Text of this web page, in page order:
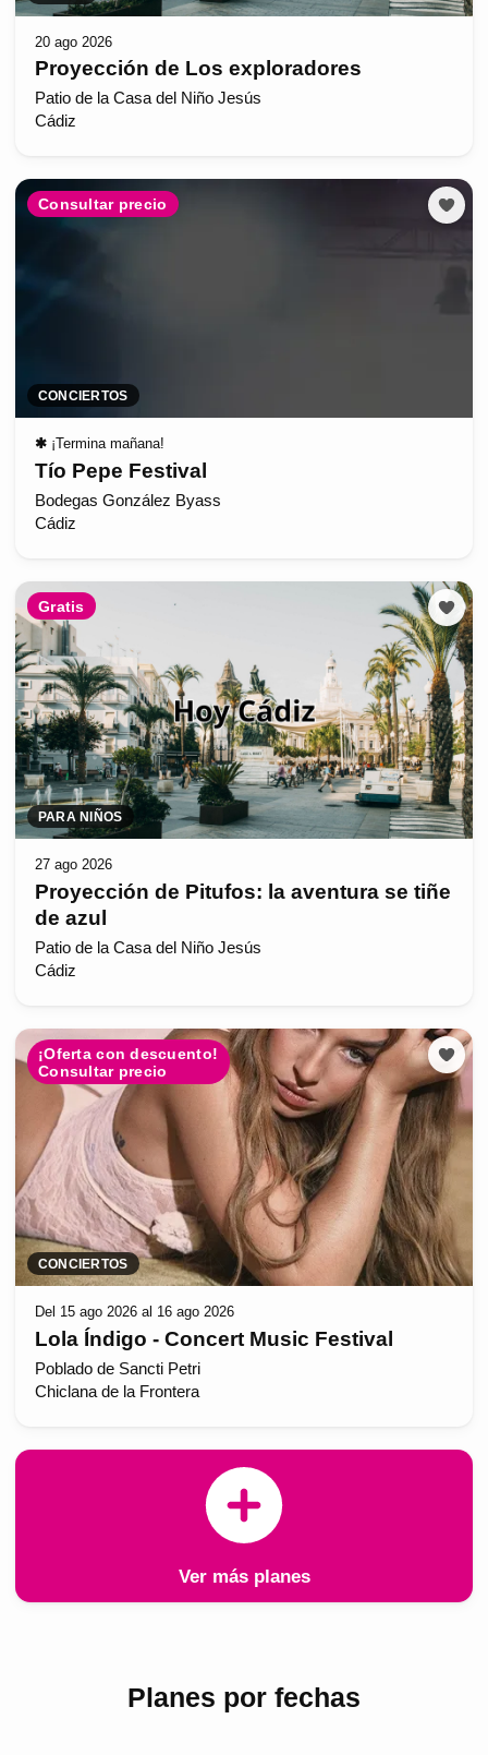
20 ago 2026
Proyección de Los exploradores
Patio de la Casa del Niño Jesús
Cádiz
Consultar precio
CONCIERTOS
✱ ¡Termina mañana!
Tío Pepe Festival
Bodegas González Byass
Cádiz
Gratis
PARA NIÑOS
27 ago 2026
Proyección de Pitufos: la aventura se tiñe
de azul
Patio de la Casa del Niño Jesús
Cádiz
¡Oferta con descuento!
Consultar precio
CONCIERTOS
Del 15 ago 2026 al 16 ago 2026
Lola Índigo - Concert Music Festival
Poblado de Sancti Petri
Chiclana de la Frontera
Ver más planes
Planes por fechas